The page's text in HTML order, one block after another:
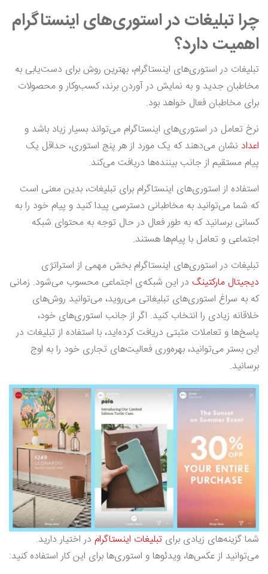
چرا تبلیغات در استوری‌های اینستاگرام
اهمیت دارد؟
تبلیغات در استوری‌های اینستاگرام، بهترین روش برای دست‌یابی به
مخاطبان جدید و به نمایش در آوردن برند، کسب‌وکار و محصولات
برای مخاطبان فعال خواهد بود.
نرخ تعامل در استوری‌های اینستاگرام می‌تواند بسیار زیاد باشد و
اعداد نشان می‌دهند که یک مورد از هر پنج استوری، حداقل یک
پیام مستقیم از جانب بیننده‌ها دریافت می‌کند.
استفاده از استوری‌های اینستاگرام برای تبلیغات، بدین معنی است
که شما می‌توانید به مخاطبانی دسترسی پیدا کنید و پیام خود را به
کسانی برسانید که به طور فعال در حال توجه به محتوای شبکه
اجتماعی و تعامل با پیام‌ها هستند.
تبلیغات در استوری‌های اینستاگرام بخش مهمی از استراتژی
دیجیتال مارکتینگ در این شبکه‌ی اجتماعی محسوب می‌شود. زمانی
که به سراغ استوری‌های تبلیغاتی می‌روید، می‌توانید روش‌های
خلاقانه زیادی را انتخاب کنید. اگر از جانب استوری‌های خود،
پاسخ‌ها و تعاملات مثبتی دریافت کرده‌اید، با استفاده از تبلیغات در
این بستر می‌توانید، بهره‌وری فعالیت‌های تجاری خود را به اوج
برسانید.
شما گزینه‌های زیادی برای تبلیغات اینستاگرام در اختیار دارید.
می‌توانید از عکس‌ها، ویدئوها و استوری‌ها برای این کار استفاده کنید: